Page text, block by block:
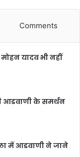
Comments
यादव भी नहीं
आडवाणी के समर्थन
में आडवाणी ने जाने